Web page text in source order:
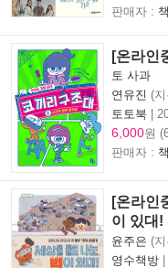
판매자 :
[온라인
토 사과
연유진 (
토토북 |
6,000원
판매자 :
[온라인
이 있대!
윤주은 (
영수책방 |